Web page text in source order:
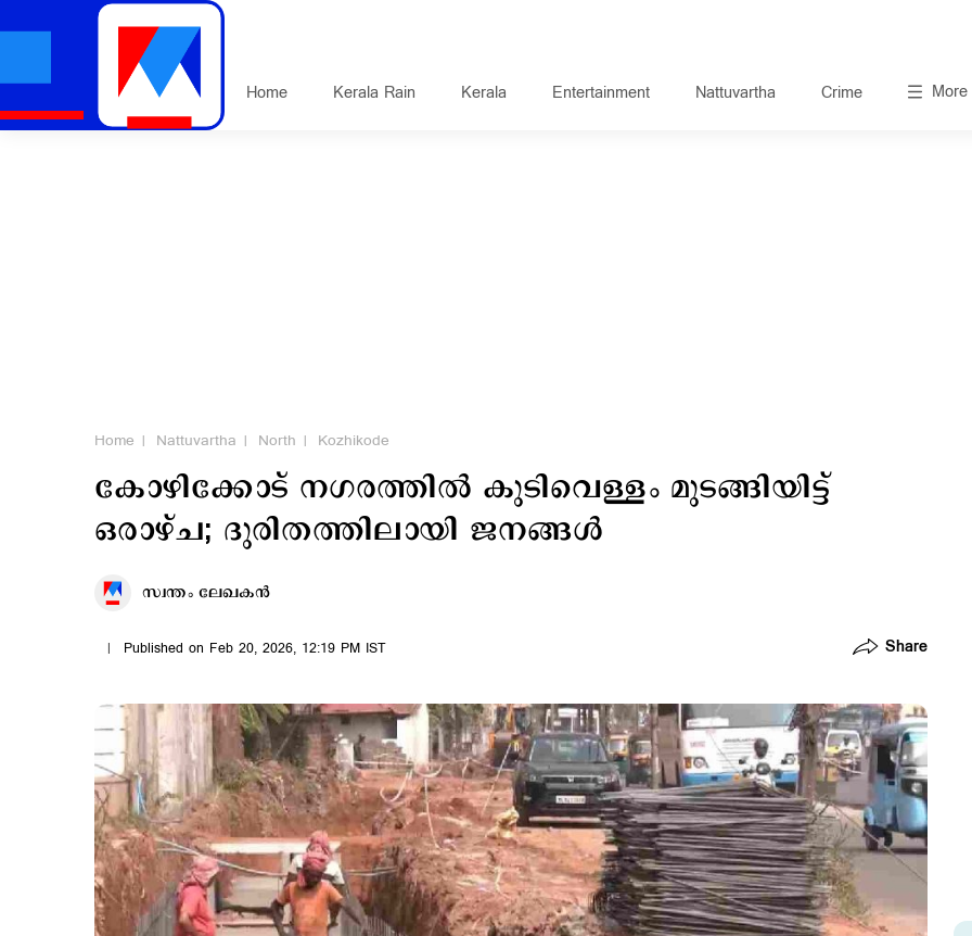
Home Kerala Rain Kerala Entertainment Nattuvartha Crime More
Home Nattuvartha North Kozhikode
കോഴിക്കോട് നഗരത്തിൽ കുടിവെള്ളം മുടങ്ങിയിട്ട്
ഒരാഴ്ച; ദുരിതത്തിലായി ജനങ്ങള്‍
സ്വന്തം ലേഖകൻ
Published on Feb 20, 2026, 12:19 PM IST Share